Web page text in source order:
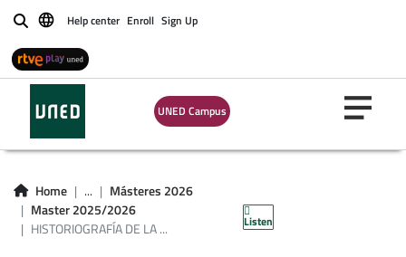
BuscarHelp center Enroll Sign Up
UNED Campus
Home ...
Másteres 2026
Master 2025/2026
HISTORIOGRAFÍA DE LA ...
Listen
HISTORIOGRAFÍA DE
LA PSICOLOGÍA:
PERSPECTIVAS Y
TÉCNICAS DE
INVESTIGACIÓN